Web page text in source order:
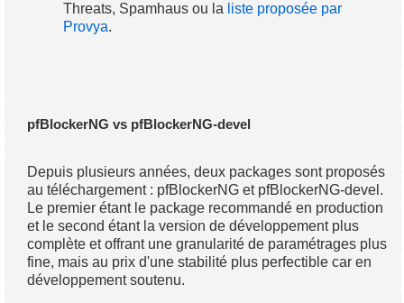
Threats, Spamhaus ou la liste proposée par
Provya.
pfBlockerNG vs pfBlockerNG-devel
Depuis plusieurs années, deux packages sont proposés
au téléchargement : pfBlockerNG et pfBlockerNG-devel.
Le premier étant le package recommandé en production
et le second étant la version de développement plus
complète et offrant une granularité de paramétrages plus
fine, mais au prix d'une stabilité plus perfectible car en
développement soutenu.